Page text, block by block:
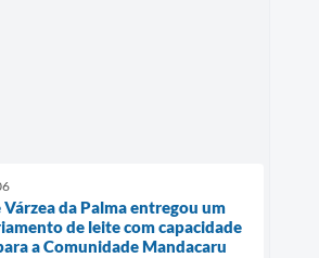
da Palma entregou um
de leite com capacidade
a Comunidade Mandacaru